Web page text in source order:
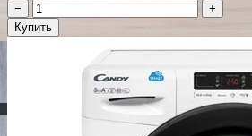
−
+
Купить